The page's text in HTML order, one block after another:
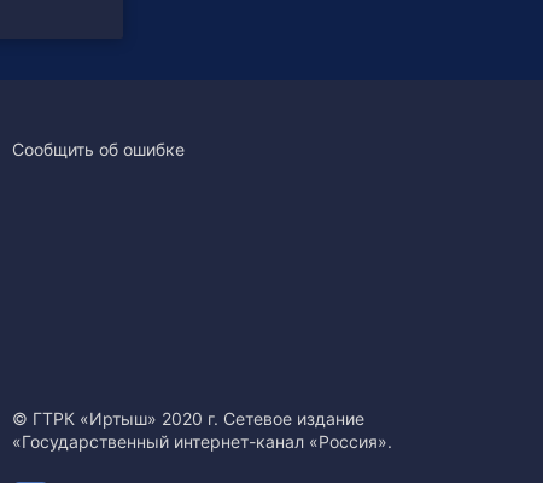
Сообщить об ошибке
© ГТРК «Иртыш» 2020 г. Сетевое издание
«Государственный интернет-канал «Россия».